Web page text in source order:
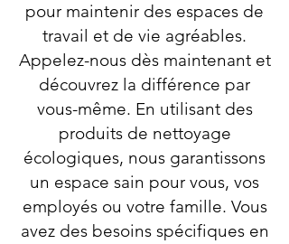
pour maintenir des espaces de
travail et de vie agréables.
Appelez-nous dès maintenant et
découvrez la différence par
vous-même. En utilisant des
produits de nettoyage
écologiques, nous garantissons
un espace sain pour vous, vos
employés ou votre famille. Vous
avez des besoins spécifiques en